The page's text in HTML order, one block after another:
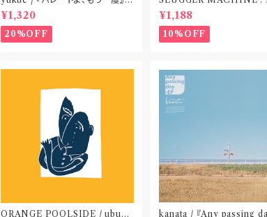
(TAPE)
¥1,320
20%OFF
CE OUT! / we die if we
t do “DIG”(SPLIT CD)〝
札幌〟
¥1,188
10%OFF
ORANGE POOLSIDE / ubu kanata / 『Any passing